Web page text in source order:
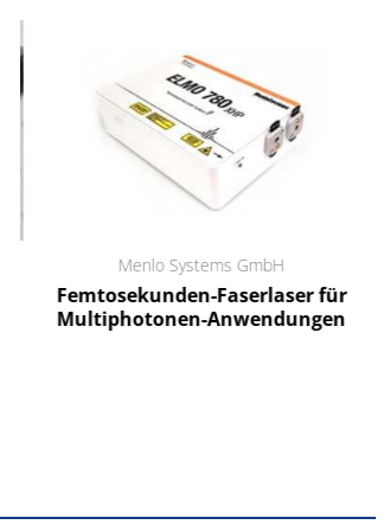
Menlo Systems GmbH
Femtosekunden-Faserlaser für
Multiphotonen-Anwendungen